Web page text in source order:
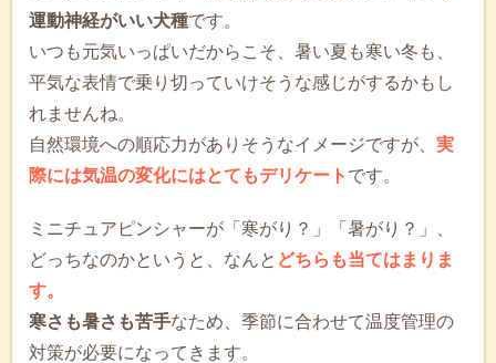
運動神経がいい犬種です。
いつも元気いっぱいだからこそ、暑い夏も寒い冬も、
平気な表情で乗り切っていけそうな感じがするかもし
れませんね。
自然環境への順応力がありそうなイメージですが、 実
際には気温の変化にはとてもデリケート です。
ミニチュアピンシャーが「寒がり？」「暑がり？」、
どっちなのかというと、なんと どちらも当てはまりま
す。
寒さも暑さも苦手なため、季節に合わせて温度管理の
対策が必要になってきます。